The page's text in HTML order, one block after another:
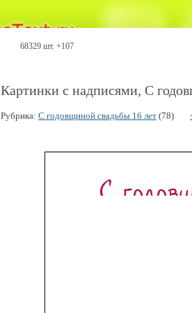
68329 шт. +107
Картинки с надписями, С
Рубрика: С годовщиной свадьбы 16 лет (78)